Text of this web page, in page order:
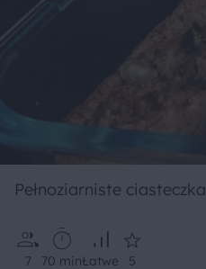
Pełnoziarniste
7 70 minŁatwe 5